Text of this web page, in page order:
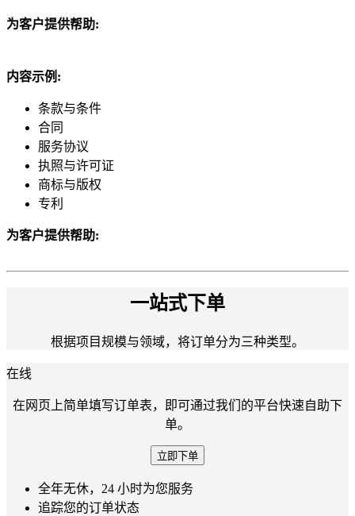
为客户提供帮助:
内容示例:
条款与条件
合同
服务协议
执照与许可证
商标与版权
专利
为客户提供帮助:
一站式下单
根据项目规模与领域，将订单分为三种类型。
在线
在网页上简单填写订单表，即可通过我们的平台快速自助下
单。
立即下单
全年无休，24 小时为您服务
追踪您的订单状态